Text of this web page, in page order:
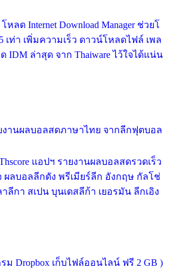
ลด Internet Download Manager ช่วยโ
เท่า เพิ่มความเร็ว ดาวน์โหลดไฟล์ เพล
IDM ล่าสุด จาก Thaiware ไว้ใจได้แน่น
ยงานผลบอลสดภาษาไทย จากลีกฟุตบอล
แอปฯ รายงานผลบอลสดรวดเร็ว
ลบอลลีกดัง พรีเมียร์ลีก อังกฤษ กัลโช่
าลีกา สเปน บุนเดสลีก้า เยอรมัน ลีกเอิง
ม Dropbox เก็บไฟล์ออนไลน์ ฟรี 2 GB )